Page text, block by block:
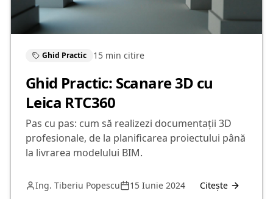
Ghid Practic 15 min citire
Ghid Practic: Scanare 3D cu
Leica RTC360
Pas cu pas: cum să realizezi documentații 3D
profesionale, de la planificarea proiectului până
la livrarea modelului BIM.
Ing. Tiberiu Popescu 15 Iunie 2024 Citește